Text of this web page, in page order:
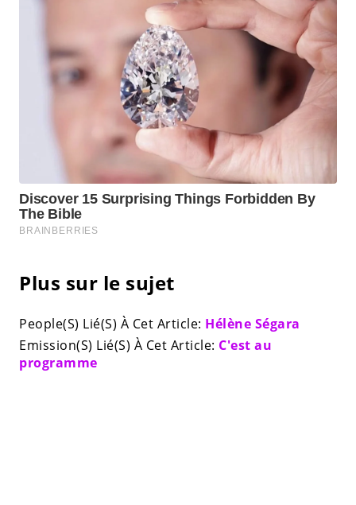
Plus sur le sujet
People(S) Lié(S) À Cet Article: Hélène Ségara
Emission(S) Lié(S) À Cet Article: C'est au
programme